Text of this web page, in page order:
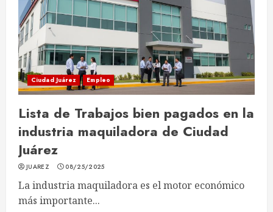
Ciudad Juárez Empleo
Lista de Trabajos bien pagados en la
industria maquiladora de Ciudad
Juárez
JUAREZ 08/25/2025
La industria maquiladora es el motor económico
más importante...